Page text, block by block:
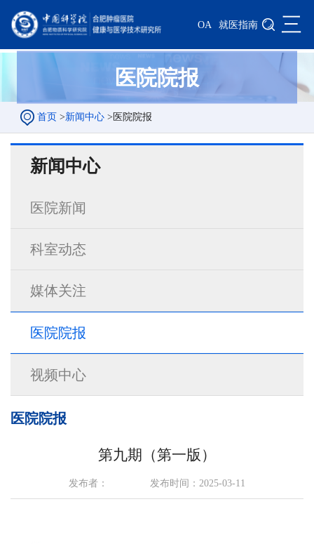
OA 就医指南 三
医院院报
首页 >新闻中心 > 医院院报
新闻中心
医院新闻
科室动态
媒体关注
医院院报
视频中心
医院院报
第九期（第一版）
发布者： 发布时间：2025-03-11